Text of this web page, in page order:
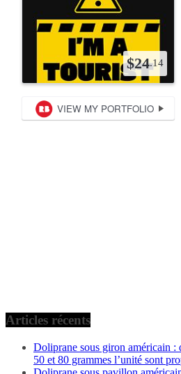
Articles récents
Doliprane sous giron américain
50 et 80 grammes l’unité sont